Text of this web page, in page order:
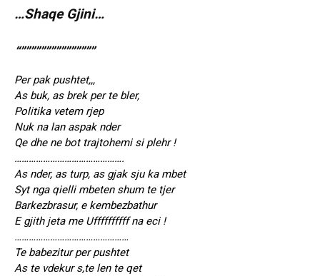
…Shaqe Gjini…
“”””””””””””””””
Per pak pushtet,,,
As buk, as brek per te bler,
Politika vetem rjep
Nuk na lan aspak nder
Qe dhe ne bot trajtohemi si plehr !
……………………………………….
As nder, as turp, as gjak sju ka mbet
Syt nga qielli mbeten shum te tjer
Barkezbrasur, e kembezbathur
E gjith jeta me Uffffffffff na eci !
…………………………………………
Te babezitur per pushtet
As te vdekur s,te len te qet